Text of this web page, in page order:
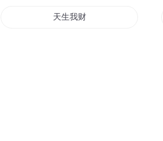
天生我财